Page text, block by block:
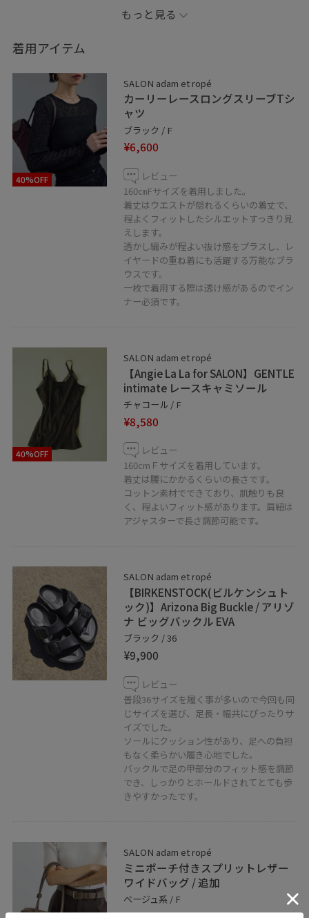
腰回りやヒップを自然にカバーしスッキリ見えも◎
ウエストはオールゴム仕様でストレスフリーな履き心地
ドローストリングでサイズ調整が可能なのもポイントで
便利なサイドポケット付きで実用性もバッチリ
日常使いからオフィスでもお使いいただけます｡:*
ぜひ店頭にてお試しくださいෆ
※アクセサリーはスタッフ私物です。
※店頭及び屋外での撮影画像は、 光の当たり具合で色味
が異なって見える場合がございます。
商品の色味はスタジオ撮影の画像をご参照下さい。
✤LINE接客承ってます！
この時期なかなか外に出られない方など。
お取り置きやお取り寄せ(代引き)もお伺い出来ます！
是非、お気軽にメッセージを送ってください⚘
もっと見る
着用アイテム
40%OFF
SALON adam et ropé
カーリーレースロングスリーブTシ
ャツ
ブラック / F
¥6,600
レビュー
160㎝Fサイズを着用しました。
着丈はウエストが隠れるくらいの着丈で、
程よくフィットしたシルエットすっきり見
えします。
透かし編みが程よい抜け感をプラスし、レ
イヤードの重ね着にも活躍する万能なブラ
ウスです。
一枚で着用する際は透け感があるのでイン
ナー必須です。
40%OFF
SALON adam et ropé
【Angie La La for SALON】GENTLE
intimate レースキャミソール
チャコール / F
¥8,580
レビュー
160cmＦサイズを着用しています。
着丈は腰にかかるくらいの長さです。
コットン素材でできており、肌触りも良
く、程よいフィット感があります。肩紐は
アジャスターで長さ調節可能です。
SALON adam et ropé
【BIRKENSTOCK(ビルケンシュト
ック)】Arizona Big Buckle / アリゾ
ナ ビッグバックル EVA
ブラック / 36
¥9,900
レビュー
普段36サイズを履く事が多いので今回も同
じサイズを選び、足長・幅共にぴったりサ
イズでした。
ソールにクッション性があり、足への負担
もなく柔らかい履き心地でした。
バックルで足の甲部分のフィット感を調節
でき、しっかりとホールドされてとても歩
きやすかったです。
SALON adam et ropé
ミニポーチ付きスプリットレザー
ワイドバッグ / 追加
ベージュ系 / F